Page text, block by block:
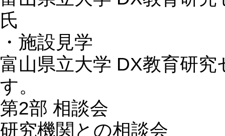
氏
・施設見学
富山県立大学 DX教育研
す。
第2部 相談会
研究機関との相談会